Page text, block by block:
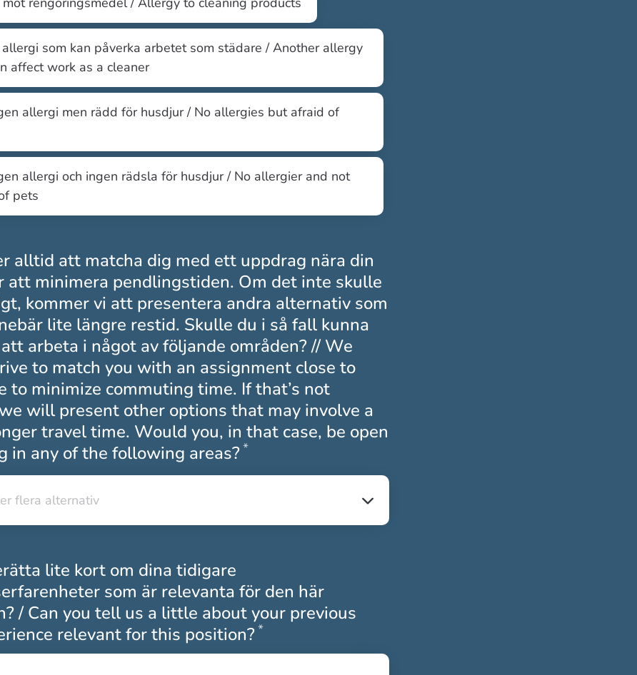
som kan påverka arbetet som städare / Another allergy
affect work as a cleaner
allergi men rädd för husdjur / No allergies but afraid of
allergi och ingen rädsla för husdjur / No allergier and not
pets
alltid att matcha dig med ett uppdrag nära din
att minimera pendlingstiden. Om det inte skulle
kommer vi att presentera andra alternativ som
lite längre restid. Skulle du i så fall kunna
arbeta i något av följande områden? // We
to match you with an assignment close to
to minimize commuting time. If that’s not
will present other options that may involve a
travel time. Would you, in that case, be open
in any of the following areas?*Obligatoriskt
flera alternativ
flera alternativ
lite kort om dina tidigare
som är relevanta för den här
/ Can you tell us a little about your previous
relevant for this position?*Obligatoriskt